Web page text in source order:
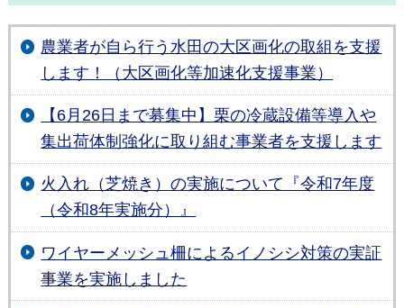
農業者が自ら行う水田の大区画化の取組を支援
します！（大区画化等加速化支援事業）
【6月26日まで募集中】栗の冷蔵設備等導入や
集出荷体制強化に取り組む事業者を支援します
火入れ（芝焼き）の実施について『令和7年度
（令和8年実施分）』
ワイヤーメッシュ柵によるイノシシ対策の実証
事業を実施しました